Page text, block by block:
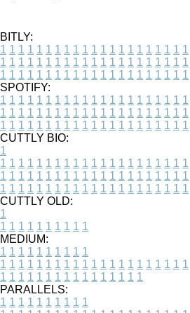
BITLY:
1 1 1 1 1 1 1 1 1 1 1 1 1 1 1 1 1 1 1 1 1
1 1 1 1 1 1 1 1 1 1 1 1 1 1 1 1 1 1 1 1 1
1 1 1 1 1 1 1 1 1 1 1 1 1 1 1 1 1 1 1 1 1
SPOTIFY:
1 1 1 1 1 1 1 1 1 1 1 1 1 1 1 1 1 1 1 1 1
1 1 1 1 1 1 1 1 1 1 1 1 1 1 1 1 1 1 1 1 1
1 1 1 1 1 1 1 1 1 1 1 1 1 1 1 1 1 1 1 1 1
CUTTLY BIO:
1
1 1 1 1 1 1 1 1 1 1 1 1 1 1 1 1 1 1 1 1 1
1 1 1 1 1 1 1 1 1 1 1 1 1 1 1 1 1 1 1 1 1
1 1 1 1 1 1 1 1 1 1 1 1 1 1 1 1 1 1 1 1 1
CUTTLY OLD:
1
1 1 1 1 1 1 1 1 1 1
MEDIUM:
1 1 1 1 1 1 1 1 1 1
1 1 1 1 1 1 1 1 1 1 1 1 1 1 1 1 1 1 1 1 1
1 1 1 1 1 1 1 1 1 1 1 1 1 1 1 1
PARALLELS:
1 1 1 1 1 1 1 1 1 1